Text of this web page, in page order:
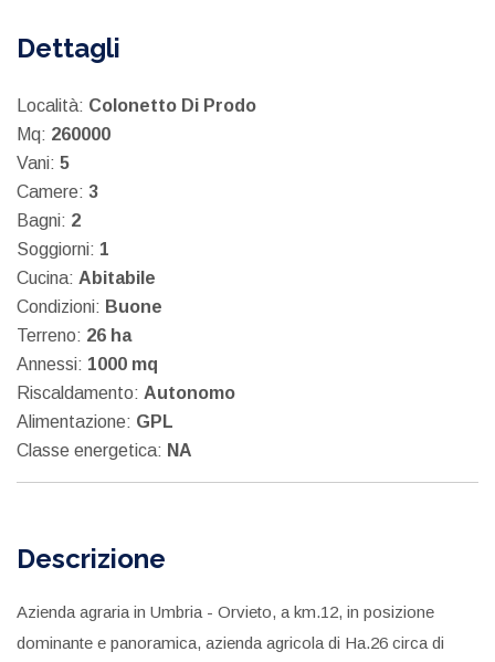
Dettagli
Località: Colonetto Di Prodo
Mq: 260000
Vani: 5
Camere: 3
Bagni: 2
Soggiorni: 1
Cucina: Abitabile
Condizioni: Buone
Terreno: 26 ha
Annessi: 1000 mq
Riscaldamento: Autonomo
Alimentazione: GPL
Classe energetica: NA
Descrizione
Azienda agraria in Umbria - Orvieto, a km.12, in posizione
dominante e panoramica, azienda agricola di Ha.26 circa di